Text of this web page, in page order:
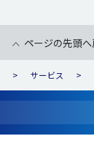
ページの先頭へ
サービス